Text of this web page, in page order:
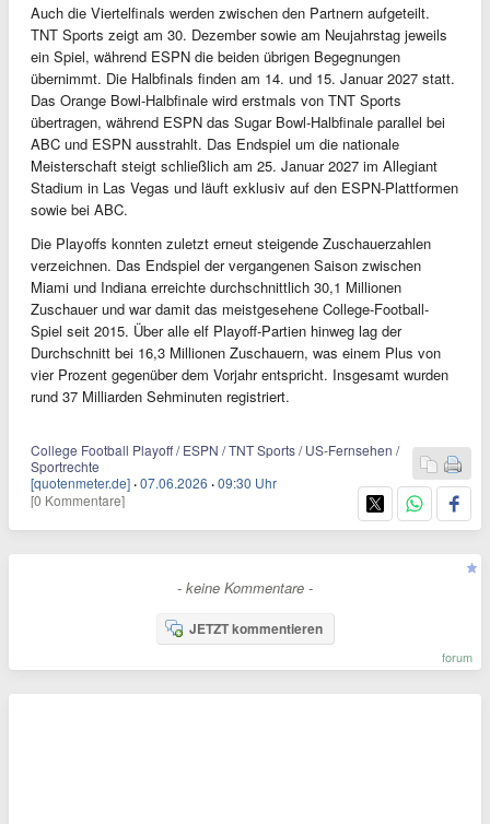
Auch die Viertelfinals werden zwischen den Partnern aufgeteilt.
TNT Sports zeigt am 30. Dezember sowie am Neujahrstag jeweils
ein Spiel, während ESPN die beiden übrigen Begegnungen
übernimmt. Die Halbfinals finden am 14. und 15. Januar 2027 statt.
Das Orange Bowl-Halbfinale wird erstmals von TNT Sports
übertragen, während ESPN das Sugar Bowl-Halbfinale parallel bei
ABC und ESPN ausstrahlt. Das Endspiel um die nationale
Meisterschaft steigt schließlich am 25. Januar 2027 im Allegiant
Stadium in Las Vegas und läuft exklusiv auf den ESPN-Plattformen
sowie bei ABC.
Die Playoffs konnten zuletzt erneut steigende Zuschauerzahlen
verzeichnen. Das Endspiel der vergangenen Saison zwischen
Miami und Indiana erreichte durchschnittlich 30,1 Millionen
Zuschauer und war damit das meistgesehene College-Football-
Spiel seit 2015. Über alle elf Playoff-Partien hinweg lag der
Durchschnitt bei 16,3 Millionen Zuschauern, was einem Plus von
vier Prozent gegenüber dem Vorjahr entspricht. Insgesamt wurden
rund 37 Milliarden Sehminuten registriert.
College Football Playoff / ESPN / TNT Sports / US-Fernsehen /
Sportrechte
[quotenmeter.de] ·07.06.2026 ·09:30 Uhr
[0 Kommentare]
- keine Kommentare -
JETZT kommentieren
forum